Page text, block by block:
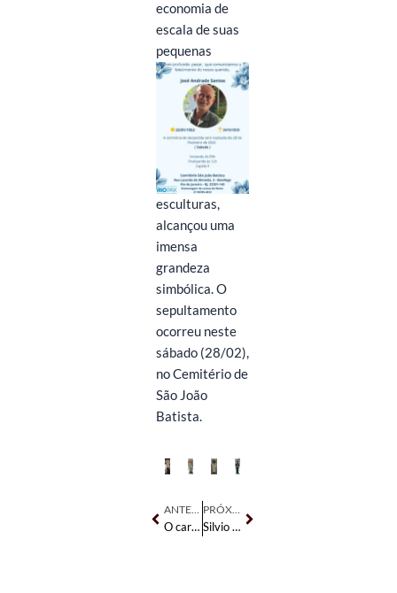
economia de
escala de suas
pequenas
esculturas,
alcançou uma
imensa
grandeza
simbólica. O
sepultamento
ocorreu neste
sábado (28/02),
no Cemitério de
São João
Batista.
Anterior
ANTERIOR
O carnaval acabou, mas o desrespeito não. Leniência e omissão, o legado da Prefeitura em Santa Teresa Silvio Santos não representa Santa Teresa. Viva o motorneiro Nelson!